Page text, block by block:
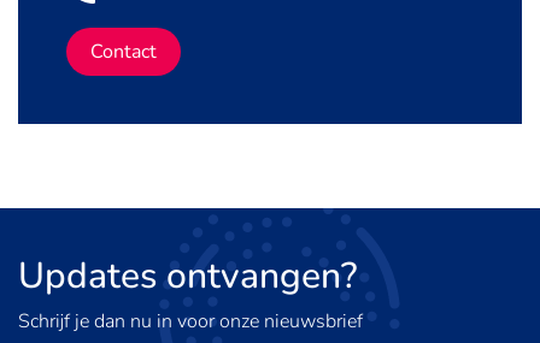
Contact
Updates ontvangen?
Schrijf je dan nu in voor onze nieuwsbrief